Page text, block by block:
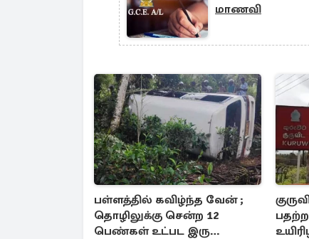
மாணவி
பள்ளத்தில் கவிழ்ந்த வேன் ;
தொழிலுக்கு சென்ற 12
பெண்கள் உட்பட இரு